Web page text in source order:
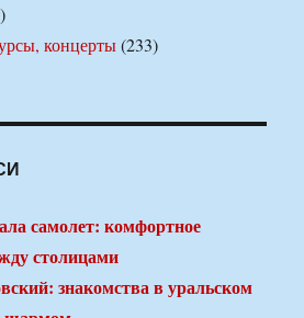
концерты(233)
самолет: комфортное
столицами
знакомства в уральском